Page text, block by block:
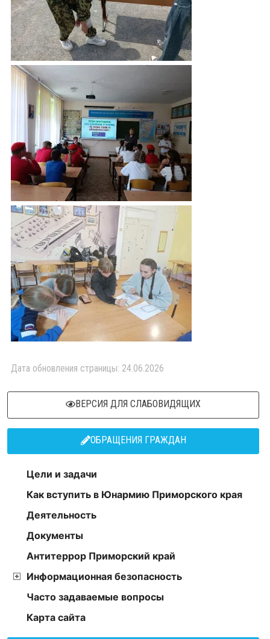
Дата обновления страницы: 24.06.2026
ВЕРСИЯ ДЛЯ СЛАБОВИДЯЩИХ
ОБРАЩЕНИЯ ГРАЖДАН
Цели и задачи
Как вступить в Юнармию Приморского края
Деятельность
Документы
Антитеррор Приморский край
Информационная безопасность
Часто задаваемые вопросы
Карта сайта